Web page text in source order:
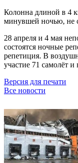
Колонна длиной в 4
минувшей ночью, не
28 апреля и 4 мая
состоятся ночные
репетиция. В
участие 71 самолёт и
Версия для печати
Все новости